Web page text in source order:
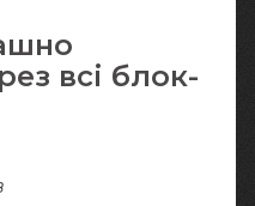
всі блок-